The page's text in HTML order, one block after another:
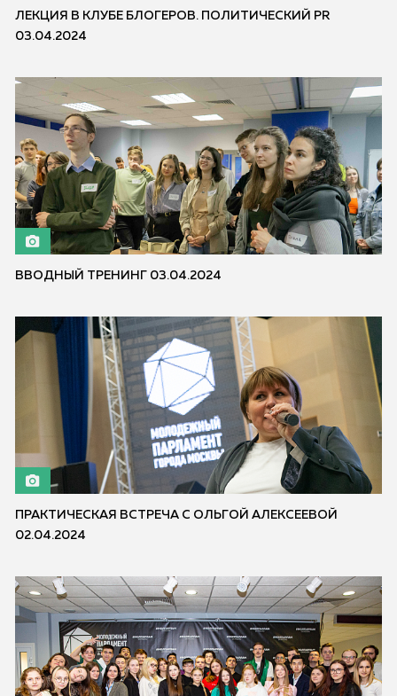
ЛЕКЦИЯ В КЛУБЕ БЛОГЕРОВ. ПОЛИТИЧЕСКИЙ PR
03.04.2024
ВВОДНЫЙ ТРЕНИНГ 03.04.2024
ПРАКТИЧЕСКАЯ ВСТРЕЧА С ОЛЬГОЙ АЛЕКСЕЕВОЙ
02.04.2024